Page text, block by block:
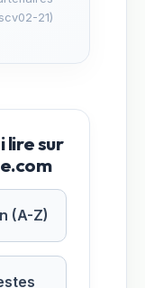
21)
lire sur
(A-Z)